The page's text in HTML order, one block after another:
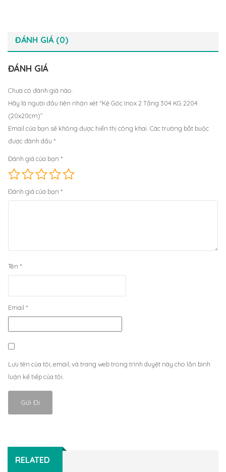
ĐÁNH GIÁ (0)
ĐÁNH GIÁ
Chưa có đánh giá nào.
Hãy là người đầu tiên nhận xét “Kệ Góc Inox 2 Tầng 304 KG 2204
(20x20cm)”
Email của bạn sẽ không được hiển thị công khai. Các trường bắt buộc
được đánh dấu *
Đánh giá của bạn *
Đánh giá của bạn *
Tên *
Email *
Lưu tên của tôi, email, và trang web trong trình duyệt này cho lần bình
luận kế tiếp của tôi.
RELATED